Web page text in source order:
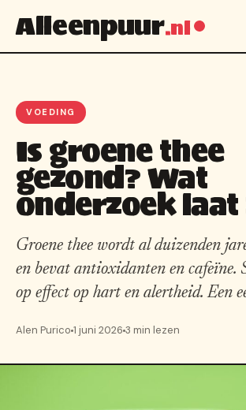
Alleenpuur.nl
VOEDING
Is groene thee
gezond? Wat
onderzoek laat
Groene thee wordt al duizenden
en bevat antioxidanten en cafeïne.
op effect op hart en alertheid. Een
Alen Purico 1 juni 2026 3 min lezen